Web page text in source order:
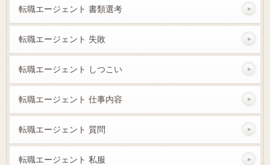
転職エージェント 書類選考
転職エージェント 失敗
転職エージェント しつこい
転職エージェント 仕事内容
転職エージェント 質問
転職エージェント 私服